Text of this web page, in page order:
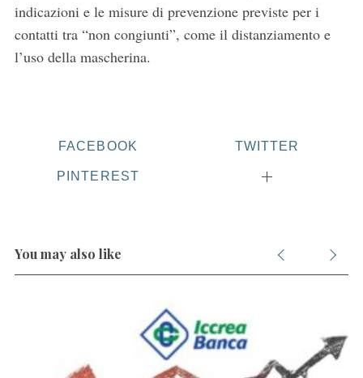
indicazioni e le misure di prevenzione previste per i
contatti tra “non congiunti”, come il distanziamento e
l’uso della mascherina.
FACEBOOK TWITTER
PINTEREST
You may also like
o
: